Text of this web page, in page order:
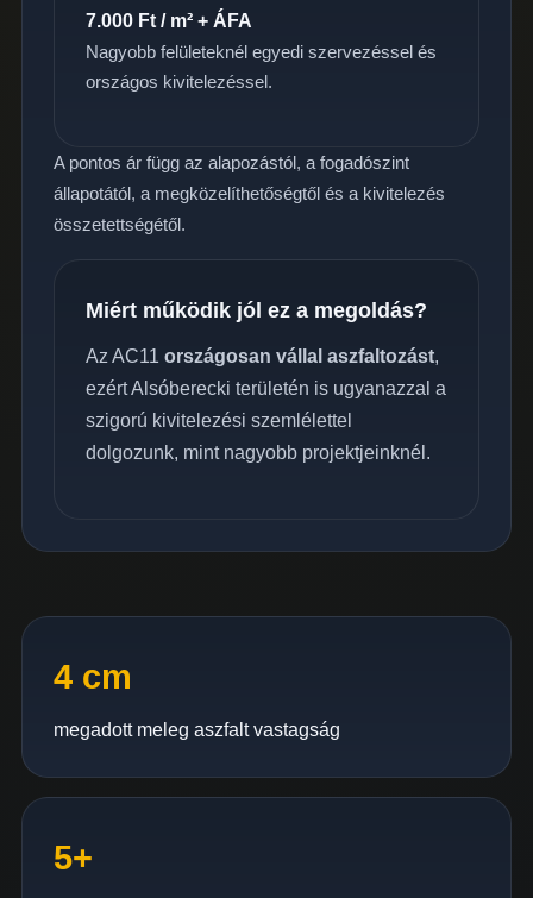
7.000 Ft / m² + ÁFA
Nagyobb felületeknél egyedi szervezéssel és
országos kivitelezéssel.
A pontos ár függ az alapozástól, a fogadószint
állapotától, a megközelíthetőségtől és a kivitelezés
összetettségétől.
Miért működik jól ez a megoldás?
Az AC11 országosan vállal aszfaltozást,
ezért Alsóberecki területén is ugyanazzal a
szigorú kivitelezési szemlélettel
dolgozunk, mint nagyobb projektjeinknél.
4 cm
megadott meleg aszfalt vastagság
5+